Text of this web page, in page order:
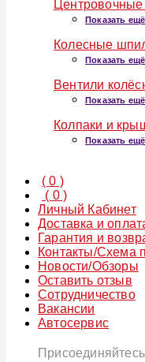
Центровочные
Показать
Колесные
Показать
Вентили
Показать
Колпаки и
Показать
(0 )
( 0)
Личный Кабинет
Доставка и
Гарантия и
Контакты/Схема
Новости/Обзоры
Оставить отзыв
Сотрудничество
Вакансии
Автосервис